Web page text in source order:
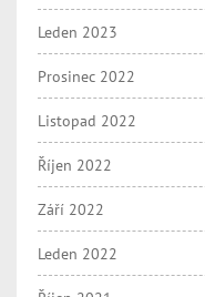
Leden 2023
Prosinec 2022
Listopad 2022
Říjen 2022
Září 2022
Leden 2022